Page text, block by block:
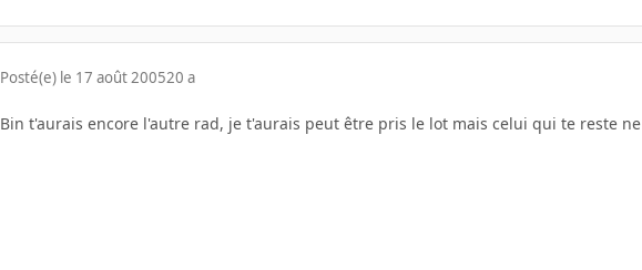
Posté(e) le 17 août 200520 a
Bin t'aurais encore l'autre rad, je t'aurais peut être pris le lot mais celui qui te reste